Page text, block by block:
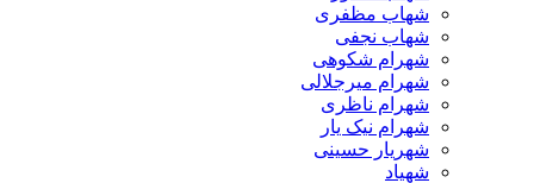
شهاب مظفری
شهاب نجفی
شهرام شکوهی
شهرام میرجلالی
شهرام ناظری
شهرام نیک یار
شهریار حسینی
شهیاد